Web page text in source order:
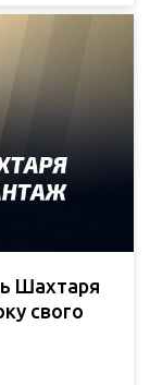
Шахтаря
свого